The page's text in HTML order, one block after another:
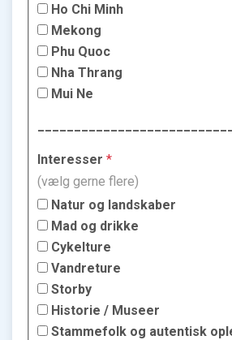
Ho Chi Minh
Mekong
Phu Quoc
Nha Thrang
Mui Ne
Interesser *
(vælg gerne flere)
Natur og landskaber
Mad og drikke
Cykelture
Vandreture
Storby
Historie / Museer
Stammefolk og autentisk